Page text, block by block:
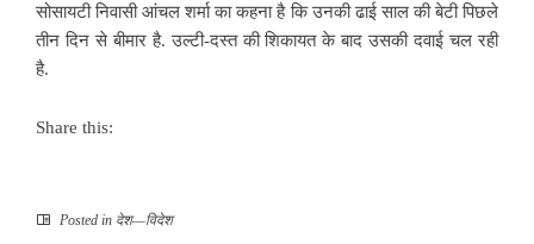
सोसायटी निवासी आंचल शर्मा का कहना है कि उनकी ढाई साल की बेटी पिछले
तीन दिन से बीमार है. उल्टी-दस्त की शिकायत के बाद उसकी दवाई चल रही
है.
Share this:
Posted in देश—विदेश